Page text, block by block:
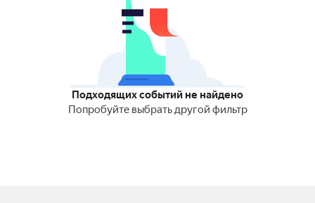
Подходящих событий не найдено
Попробуйте выбрать другой фильтр